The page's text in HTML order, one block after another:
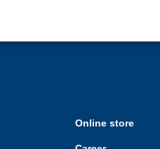
Online store